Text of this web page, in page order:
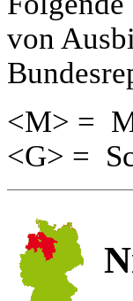
von
<M> =
<G> =